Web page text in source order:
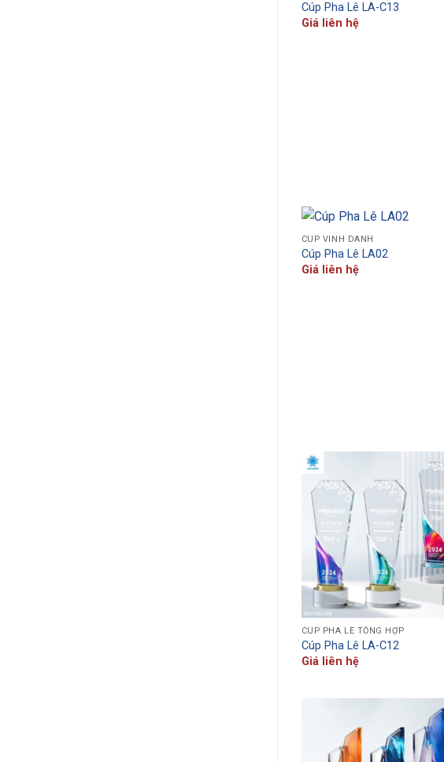
Cúp Pha Lê LA-C13
Giá liên hệ
CÚP VINH DANH
Cúp Pha Lê LA02
Giá liên hệ
CÚP PHA LÊ TỔNG HỢP
Cúp Pha Lê LA-C12
Giá liên hệ